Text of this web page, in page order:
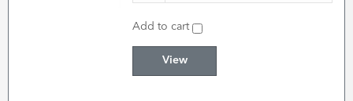
Add to cart
View